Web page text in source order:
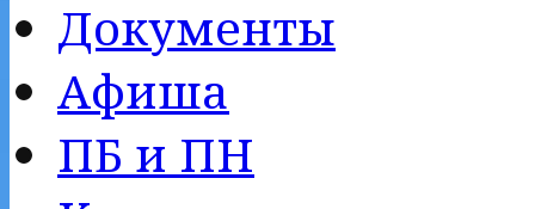
Документы
Афиша
ПБ и ПН